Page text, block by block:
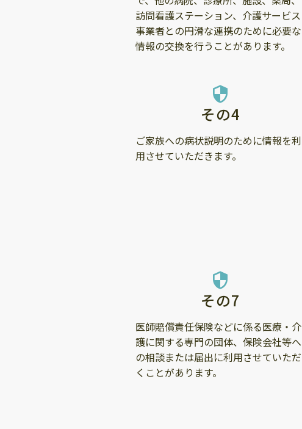
訪問看護ステーション、介護サービス
事業者との円滑な連携のために必要な
情報の交換を行うことがあります。
security
その4
ご家族への病状説明のために情報を利
用させていただきます。
security
その7
医師賠償責任保険などに係る医療・介
護に関する専門の団体、保険会社等へ
の相談または届出に利用させていただ
くことがあります。